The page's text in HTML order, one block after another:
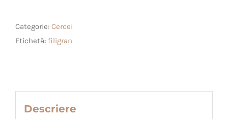
Categorie: Cercei
Etichetă: filigran
Descriere